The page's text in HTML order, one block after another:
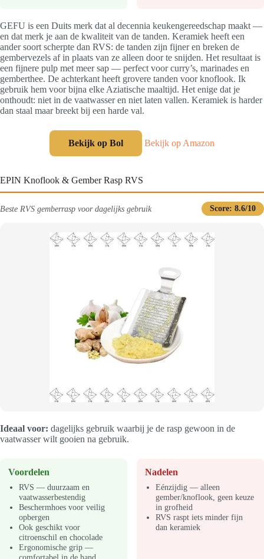
GEFU is een Duits merk dat al decennia keukengereedschap maakt —
en dat merk je aan de kwaliteit van de tanden. Keramiek heeft een
ander soort scherpte dan RVS: de tanden zijn fijner en breken de
gembervezels af in plaats van ze alleen door te snijden. Het resultaat is
een fijnere pulp met meer sap — perfect voor curry’s, marinades en
gemberthee. De achterkant heeft grovere tanden voor knoflook. Ik
gebruik hem voor bijna elke Aziatische maaltijd. Het enige dat je
onthoudt: niet in de vaatwasser en niet laten vallen. Keramiek is harder
dan staal maar breekt bij een harde val.
Bekijk op Bol Bekijk op Amazon
EPIN Knoflook & Gember Rasp RVS
Beste RVS gemberrasp voor dagelijks gebruik Score: 8.6/10
Ideaal voor: dagelijks gebruik waarbij je de rasp gewoon in de
vaatwasser wilt gooien na gebruik.
Voordelen
RVS — duurzaam en
vaatwasserbestendig
Beschermhoes voor veilig
opbergen
Ook geschikt voor
citroenschil en chocolade
Ergonomische grip —
Nadelen
Eénzijdig — alleen
gember/knoflook, geen keuze
in grofheid
RVS raspt iets minder fijn
dan keramiek